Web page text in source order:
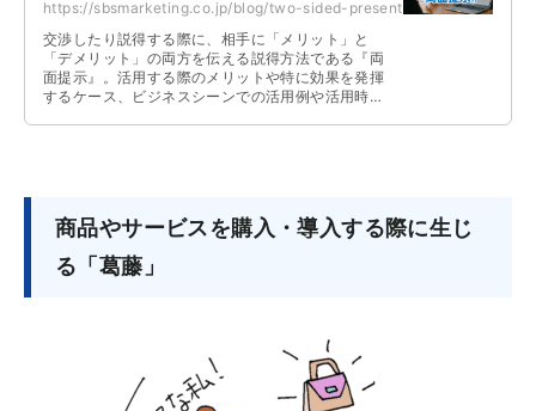
https://sbsmarketing.co.jp/blog/two-sided-presentation-2025-07/
交渉したり説得する際に、相手に「メリット」と
「デメリット」の両方を伝える説得方法である『両
面提示』。活用する際のメリットや特に効果を発揮
するケース、ビジネスシーンでの活用例や活用時の
商品やサービスを購入・導入する際に生じ
る「葛藤」